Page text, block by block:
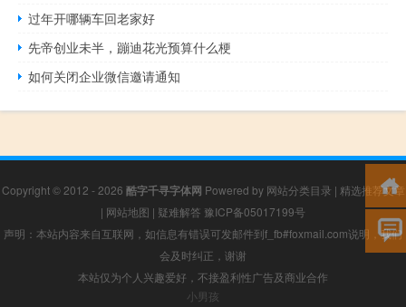
过年开哪辆车回老家好
先帝创业未半，蹦迪花光预算什么梗
如何关闭企业微信邀请通知
Copyright © 2012 - 2026 酷字千寻字体网 Powered by 网站分类目录 | 精选推荐文章
| 网站地图 | 疑难解答 豫ICP备05017199号
声明：本站内容来自互联网，如信息有错误可发邮件到f_fb#foxmail.com说明，我们
会及时纠正，谢谢
本站仅为个人兴趣爱好，不接盈利性广告及商业合作
小男孩